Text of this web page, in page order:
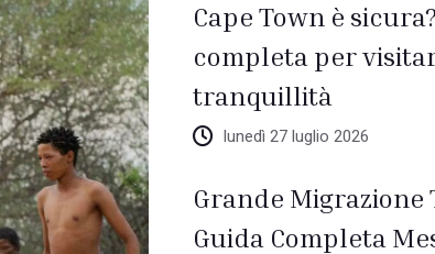
Cape Town è
completa per
tranquillità
lunedì 27 luglio 2026
Grande Migrazione
Guida Completa